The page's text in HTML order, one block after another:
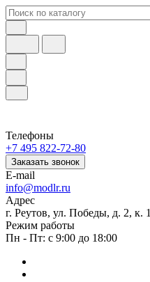
Телефоны
+7 495 822-72-80
Заказать звонок
E-mail
info@modlr.ru
Адрес
г. Реутов, ул. Победы, д. 2, к. 1
Режим работы
Пн - Пт: с 9:00 до 18:00